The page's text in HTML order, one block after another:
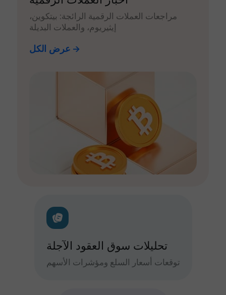
مراجعات العملات الرقمية الرائجة: بيتكوين،
إيثيريوم، والعملات البديلة
عرض الكل
تحليلات سوق العقود الآجلة
توقعات أسعار السلع ومؤشرات الأسهم